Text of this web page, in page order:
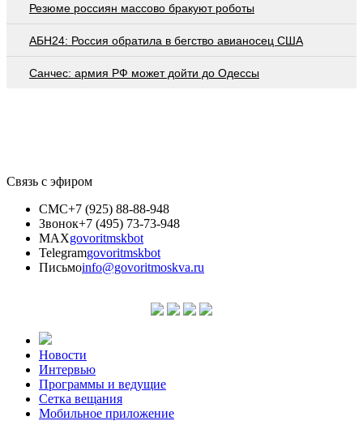
Резюме россиян массово бракуют роботы
АБН24: Россия обратила в бегство авианосец США
Санчес: армия РФ может дойти до Одессы
Связь с эфиром
СМС+7 (925) 88-88-948
Звонок+7 (495) 73-73-948
MAXgovoritmskbot
Telegramgovoritmskbot
Письмоinfo@govoritmoskva.ru
Новости
Интервью
Программы и ведущие
Сетка вещания
Мобильное приложение